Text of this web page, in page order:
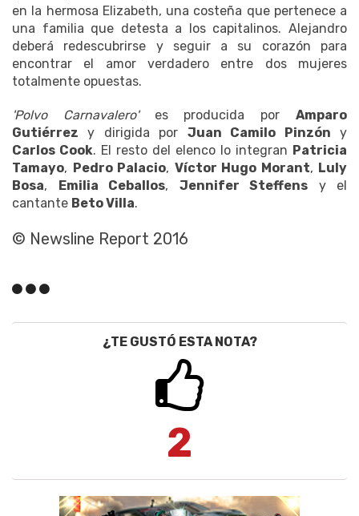
en la hermosa Elizabeth, una costeña que pertenece a
una familia que detesta a los capitalinos. Alejandro
deberá redescubrirse y seguir a su corazón para
encontrar el amor verdadero entre dos mujeres
totalmente opuestas.
'Polvo Carnavalero'es producida porAmparo
Gutiérrez y dirigida por Juan Camilo Pinzón y
Carlos Cook. El resto del elenco lo integran Patricia
Tamayo, Pedro Palacio, Víctor Hugo Morant, Luly
Bosa, Emilia Ceballos, Jennifer Steffens y el
cantante Beto Villa.
© Newsline Report 2016
¿TE GUSTÓ ESTA NOTA?
2